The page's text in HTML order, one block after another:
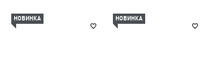
НОВИНКА НОВИНКА